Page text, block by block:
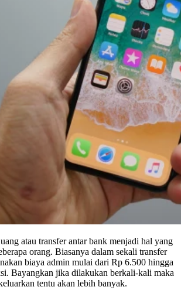
atau transfer antar bank menjadi hal yang
orang. Biasanya dalam sekali transfer
biaya admin mulai dari Rp 6.500 hingga
Bayangkan jika dilakukan berkali-kali maka
tentu akan lebih banyak.